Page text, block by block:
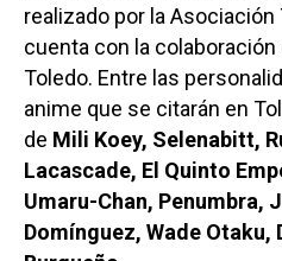
realizado por la
cuenta con la
Toledo. Entre las
anime que se citarán en
de Mili Koey, Selenabitt,
Lacascade, El Quinto
Umaru-Chan, Penumbra,
Domínguez, Wade Otaku,